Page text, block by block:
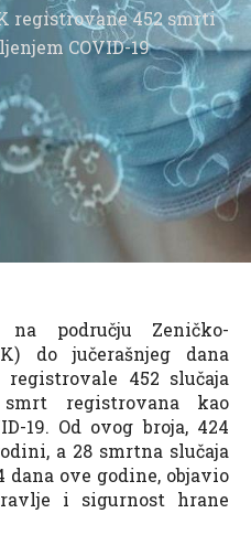
registrovane 452 smrti
COVID-19
na području Zeničko-
do jučerašnjeg dana
452 slučaja
registrovana kao
19. Od ovog broja, 424
a 28 smrtna slučaja
ove godine, objavio
i sigurnost hrane